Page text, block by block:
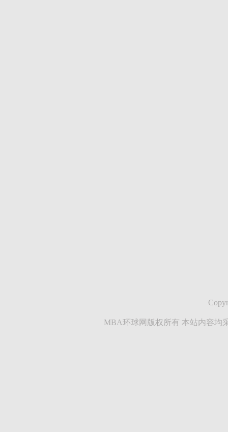
MBA环球网版权所有 本站内容均